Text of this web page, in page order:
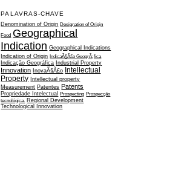
PALAVRAS-CHAVE
Denomination of Origin Designation of Origin
Food Geographical
Indication Geographical Indications
Indication of Origin IndicaÃ§Ã£o GeogrÃ¡fica
Indicação Geográfica Industrial Property
Innovation InovaÃ§Ã£o Intellectual
Property Intellectual property
Measurement Patentes Patents
Propriedade Intelectual Prospecting Prospecção
tecnológica. Regional Development
Technological Innovation